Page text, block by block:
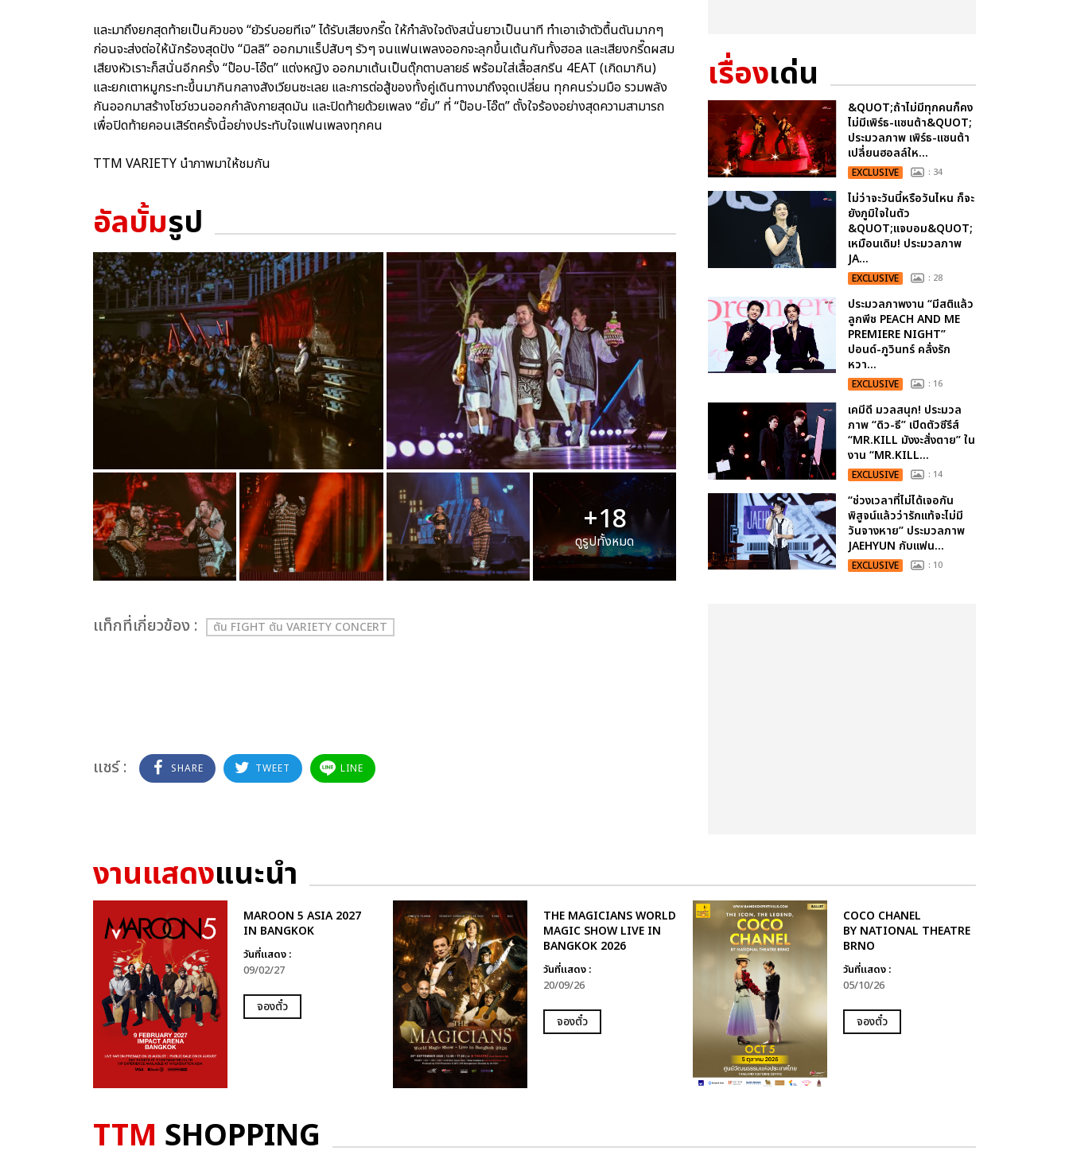
และมาถึงยกสุดท้ายเป็นคิวของ “ยัวร์บอยทีเจ” ได้รับเสียงกรี๊ด ให้กำลังใจดังสนั่นยาวเป็นนาที ทำเอาเจ้าตัวตื้นตันมากๆ
ก่อนจะส่งต่อให้นักร้องสุดปัง “มิลลิ” ออกมาแร็ปสับๆ รัวๆ จนแฟนเพลงออกจะลุกขึ้นเต้นกันทั้งฮอล และเสียงกรี๊ดผสม
เสียงหัวเราะก็สนั่นอีกครั้ง “ป๊อบ-โอ๊ต” แต่งหญิง ออกมาเต้นเป็นตุ๊กตาบลายธ์ พร้อมใส่เสื้อสกรีน 4EAT (เกิดมากิน)
และยกเตาหมูกระทะขึ้นมากินกลางสังเวียนซะเลย และการต่อสู้ของทั้งคู่เดินทางมาถึงจุดเปลี่ยน ทุกคนร่วมมือ รวมพลัง
กันออกมาสร้างโชว์ชวนออกกำลังกายสุดมัน และปิดท้ายด้วยเพลง “ยิ้ม” ที่ “ป๊อบ-โอ๊ต” ตั้งใจร้องอย่างสุดความสามารถ
เพื่อปิดท้ายคอนเสิร์ตครั้งนี้อย่างประทับใจแฟนเพลงทุกคน
TTM VARIETY นำภาพมาให้ชมกัน
อัลบั้มรูป
+18
ดูรูปทั้งหมด
เเท็กที่เกี่ยวข้อง : ตัน FIGHT ตัน VARIETY CONCERT
แชร์ : SHARE TWEET LINE
เรื่องเด่น
&QUOT;ถ้าไม่มีทุกคนก็คง
ไม่มีเพิร์ธ-แซนต้า&QUOT;
ประมวลภาพ เพิร์ธ-แซนต้า
เปลี่ยนฮอลล์ให...
EXCLUSIVE : 34
ไม่ว่าจะวันนี้หรือวันไหน ก็จะ
ยังภูมิใจในตัว
&QUOT;แจบอม&QUOT;
เหมือนเดิม! ประมวลภาพ
JA...
EXCLUSIVE : 28
ประมวลภาพงาน “มีสติแล้ว
ลูกพีช PEACH AND ME
PREMIERE NIGHT”
ปอนด์-ภูวินทร์ คลั่งรัก
หวา...
EXCLUSIVE : 16
เคมีดี มวลสนุก! ประมวล
ภาพ “ดิว-ธี” เปิดตัวซีรีส์
“MR.KILL มังงะสั่งตาย” ใน
งาน “MR.KILL...
EXCLUSIVE : 14
“ช่วงเวลาที่ไม่ได้เจอกัน
พิสูจน์แล้วว่ารักแท้จะไม่มี
วันจางหาย” ประมวลภาพ
JAEHYUN กับแฟน...
EXCLUSIVE : 10
งานแสดงแนะนำ
MAROON 5 ASIA 2027
IN BANGKOK
วันที่แสดง :
09/02/27
จองตั๋ว
THE MAGICIANS WORLD
MAGIC SHOW LIVE IN
BANGKOK 2026
วันที่แสดง :
20/09/26
จองตั๋ว
COCO CHANEL
BY NATIONAL THEATRE
BRNO
วันที่แสดง :
05/10/26
จองตั๋ว
TTM SHOPPING